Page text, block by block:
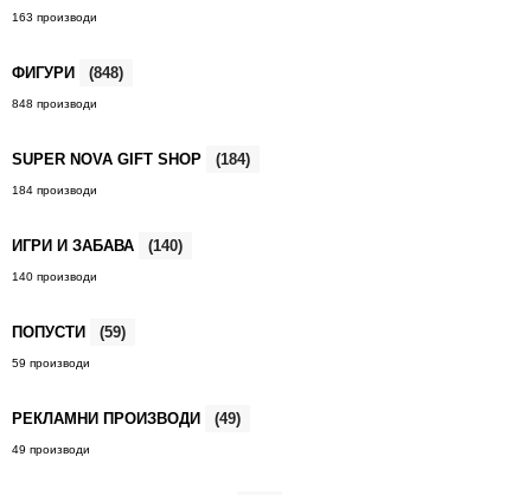
163 производи
ФИГУРИ (848)
848 производи
SUPER NOVA GIFT SHOP (184)
184 производи
ИГРИ И ЗАБАВА (140)
140 производи
ПОПУСТИ (59)
59 производи
РЕКЛАМНИ ПРОИЗВОДИ (49)
49 производи